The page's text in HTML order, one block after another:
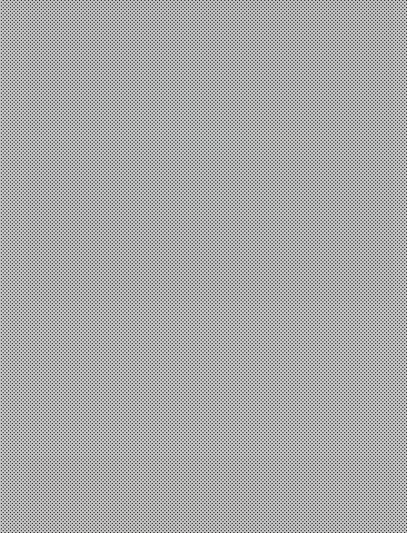
Τεχνολογία,Επιστήμη
Πώς λειτουργεί το Shazam: Fourier, hashes και
matching
Panos A
26 Ιουλίου, 2026